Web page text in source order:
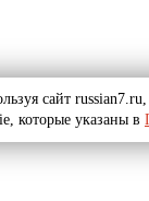
сайт
которые указаны в